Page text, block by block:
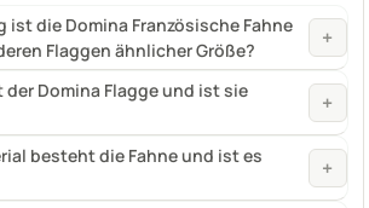
ist die Domina Französische Fahne
Flaggen ähnlicher Größe?
+
Domina Flagge und ist sie
+
besteht die Fahne und ist es
+